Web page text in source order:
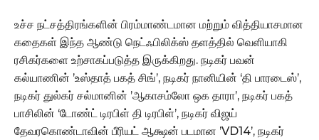
உச்ச நட்சத்திரங்களின் பிரம்மாண்டமான மற்றும் வித்தியாசமான
கதைகள் இந்த ஆண்டு நெட்ஃபிலிக்ஸ் தளத்தில் வெளியாகி
ரசிகர்களை உற்சாகப்படுத்த இருக்கிறது. நடிகர் பவன்
கல்யாணின் ’உஸ்தாத் பகத் சிங்’, நடிகர் நானியின் ‘தி பாரடைஸ்’,
நடிகர் துல்கர் சல்மானின் ’ஆகாசம்லோ ஒக தாரா’, நடிகர் பகத்
பாசிலின் ‘டோண்ட் டிரபிள் தி டிரபிள்’, நடிகர் விஜய்
தேவரகொண்டாவின் பீரியட் ஆக்ஷன் படமான ’VD14’, நடிகர்